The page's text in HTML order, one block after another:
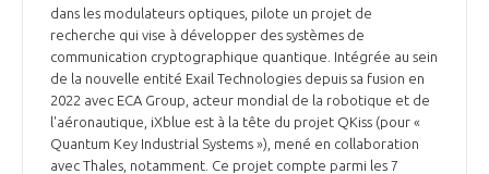
dans les modulateurs optiques, pilote un projet de
recherche qui vise à développer des systèmes de
communication cryptographique quantique. Intégrée au sein
de la nouvelle entité Exail Technologies depuis sa fusion en
2022 avec ECA Group, acteur mondial de la robotique et de
l'aéronautique, iXblue est à la tête du projet QKiss (pour «
Quantum Key Industrial Systems »), mené en collaboration
avec Thales, notamment. Ce projet compte parmi les 7